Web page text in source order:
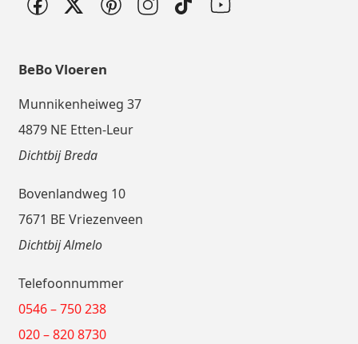
BeBo Vloeren
Munnikenheiweg 37
4879 NE Etten-Leur
Dichtbij Breda
Bovenlandweg 10
7671 BE Vriezenveen
Dichtbij Almelo
Telefoonnummer
0546 – 750 238
020 – 820 8730